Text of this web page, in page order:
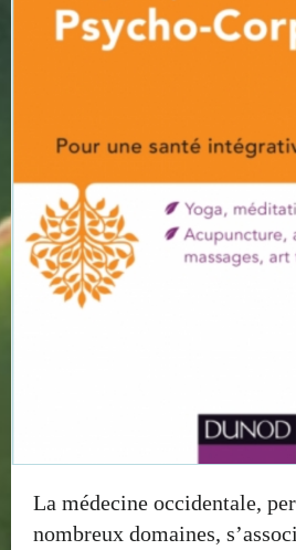
La médecine occidentale,
nombreux domaines,